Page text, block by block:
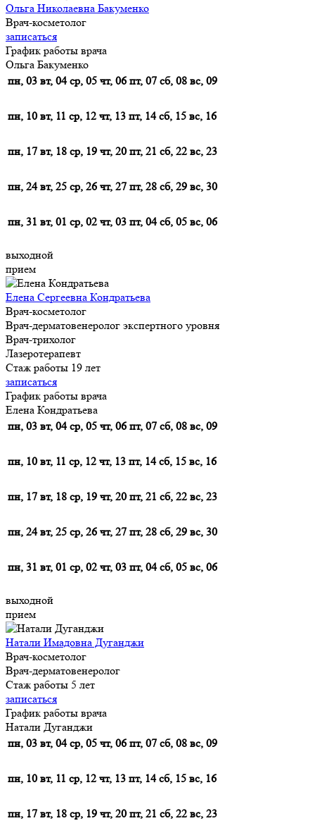
Ольга Николаевна Бакуменко
Врач-косметолог
записаться
График работы врача
Ольга Бакуменко
пн, 03 вт, 04 ср, 05 чт, 06 пт, 07 сб, 08 вс, 09
пн, 10 вт, 11 ср, 12 чт, 13 пт, 14 сб, 15 вс, 16
пн, 17 вт, 18 ср, 19 чт, 20 пт, 21 сб, 22 вс, 23
пн, 24 вт, 25 ср, 26 чт, 27 пт, 28 сб, 29 вс, 30
пн, 31 вт, 01 ср, 02 чт, 03 пт, 04 сб, 05 вс, 06
выходной
прием
Елена Сергеевна Кондратьева
Врач-косметолог
Врач-дерматовенеролог экспертного уровня
Врач-трихолог
Лазеротерапевт
Стаж работы 19 лет
записаться
График работы врача
Елена Кондратьева
пн, 03 вт, 04 ср, 05 чт, 06 пт, 07 сб, 08 вс, 09
пн, 10 вт, 11 ср, 12 чт, 13 пт, 14 сб, 15 вс, 16
пн, 17 вт, 18 ср, 19 чт, 20 пт, 21 сб, 22 вс, 23
пн, 24 вт, 25 ср, 26 чт, 27 пт, 28 сб, 29 вс, 30
пн, 31 вт, 01 ср, 02 чт, 03 пт, 04 сб, 05 вс, 06
выходной
прием
Натали Имадовна Дуганджи
Врач-косметолог
Врач-дерматовенеролог
Стаж работы 5 лет
записаться
График работы врача
Натали Дуганджи
пн, 03 вт, 04 ср, 05 чт, 06 пт, 07 сб, 08 вс, 09
пн, 10 вт, 11 ср, 12 чт, 13 пт, 14 сб, 15 вс, 16
пн, 17 вт, 18 ср, 19 чт, 20 пт, 21 сб, 22 вс, 23